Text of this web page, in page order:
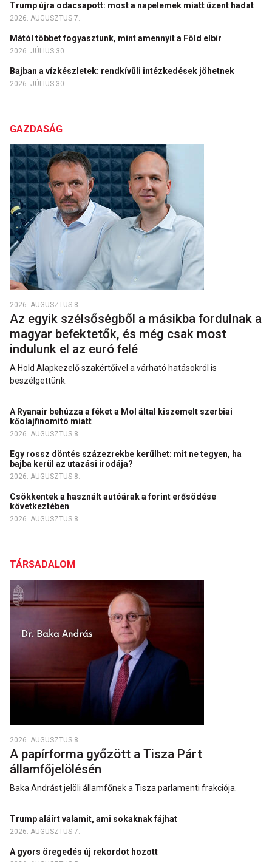
Trump újra odacsapott: most a napelemek miatt üzent hadat
2026. AUGUSZTUS 7.
Mától többet fogyasztunk, mint amennyit a Föld elbír
2026. JÚLIUS 30.
Bajban a vízkészletek: rendkívüli intézkedések jöhetnek
2026. JÚLIUS 30.
GAZDASÁG
2026. AUGUSZTUS 8.
Az egyik szélsőségből a másikba fordulnak a
magyar befektetők, és még csak most
indulunk el az euró felé
A Hold Alapkezelő szakértőivel a várható hatásokról is
beszélgettünk.
A Ryanair behúzza a féket a Mol által kiszemelt szerbiai
kőolajfinomító miatt
2026. AUGUSZTUS 8.
Egy rossz döntés százezrekbe kerülhet: mit ne tegyen, ha
bajba kerül az utazási irodája?
2026. AUGUSZTUS 8.
Csökkentek a használt autóárak a forint erősödése
következtében
2026. AUGUSZTUS 8.
TÁRSADALOM
2026. AUGUSZTUS 8.
A papírforma győzött a Tisza Párt
államfőjelölésén
Baka Andrást jelöli államfőnek a Tisza parlamenti frakciója.
Trump aláírt valamit, ami sokaknak fájhat
2026. AUGUSZTUS 7.
A gyors öregedés új rekordot hozott